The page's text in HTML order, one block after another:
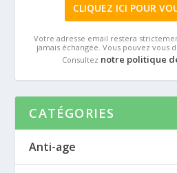
Votre adresse email restera
jamais échangée. Vous pouvez vous
Consultez notre politique
CATÉGORIES
Anti-age